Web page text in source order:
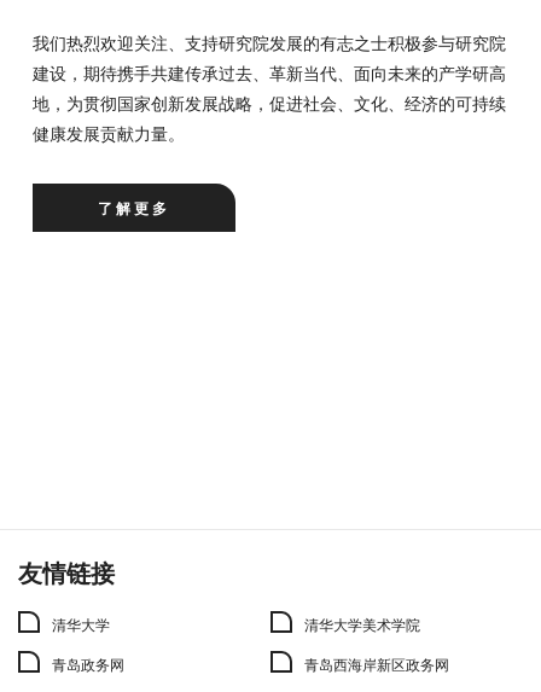
我们热烈欢迎关注、支持研究院发展的有志之士积极参与研究院
建设，期待携手共建传承过去、革新当代、面向未来的产学研高
地，为贯彻国家创新发展战略，促进社会、文化、经济的可持续
健康发展贡献力量。
了解更多
友情链接
清华大学
清华大学美术学院
青岛政务网
青岛西海岸新区政务网